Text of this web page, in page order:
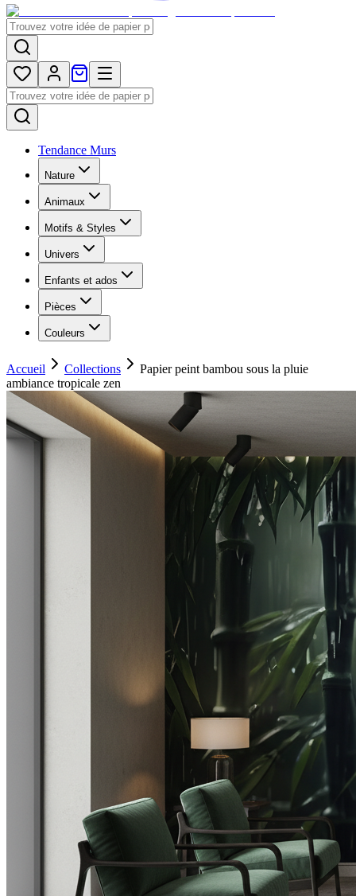
Tendance Murs
Nature
Animaux
Motifs & Styles
Univers
Enfants et ados
Pièces
Couleurs
Accueil Collections
Papier peint bambou sous la pluie
ambiance tropicale zen